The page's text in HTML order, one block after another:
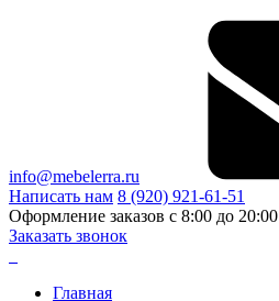
info@mebelerra.ru
Написать нам 8 (920) 921-61-51
Оформление заказов с 8:00 до 20:00
Заказать звонок
Главная